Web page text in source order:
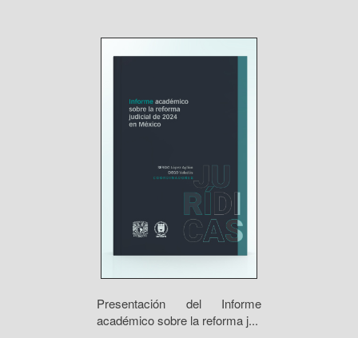
Presentación del Informe
académico sobre la reforma j...